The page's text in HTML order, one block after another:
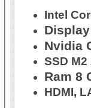
Intel
Nvidia
SSD M2
Ram 8
HDMI,